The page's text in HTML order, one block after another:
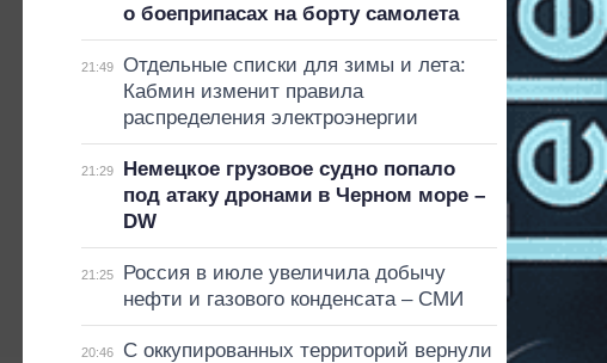
о боеприпасах на борту самолета
21:49
Отдельные списки для зимы и лета:
Кабмин изменит правила
распределения электроэнергии
21:29
Немецкое грузовое судно попало
под атаку дронами в Черном море –
DW
21:25
Россия в июле увеличила добычу
нефти и газового конденсата – СМИ
20:46
С оккупированных территорий вернули